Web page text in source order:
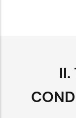
II.